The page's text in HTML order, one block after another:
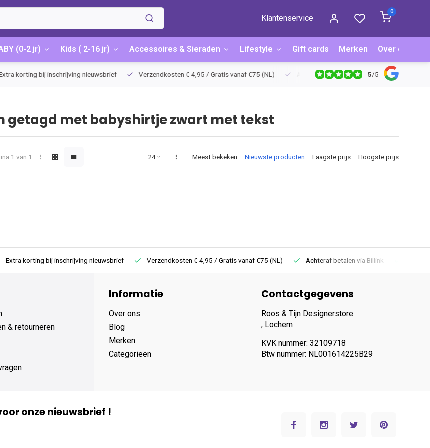
Klantenservice
0
(0-2 jr) Kids ( 2-16 jr) Accessoires & Sieraden Lifestyle Gift cards Merken Over ons
korting bij inschrijving nieuwsbrief Verzendkosten € 4,95 / Gratis vanaf €75 (NL) Achteraf betalen via Billink Niet goed =
5/5
getagd met babyshirtje zwart met tekst
1 van 1 Meest bekeken Nieuwste producten Laagste prijs Hoogste prijs
korting bij inschrijving nieuwsbrief Verzendkosten € 4,95 / Gratis vanaf €75 (NL) Achteraf betalen via Billink
& retourneren
Informatie
Over ons
Blog
Merken
Categorieën
Contactgegevens
Roos & Tijn Designerstore
, Lochem
KVK nummer: 32109718
Btw nummer: NL001614225B29
onze nieuwsbrief !